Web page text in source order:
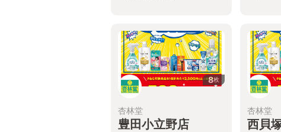
8枚
杏林堂
豊田小立野店
杏林堂
西貝